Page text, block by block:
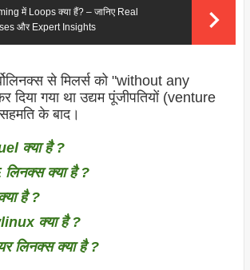
में Loops क्या हैं? – जानिए Real
और Expert Insights
से मिलर्स को "without any
दिया गया था उद्यम पूंजीपतियों (venture
के बाद।
क्या है ?
क्या है ?
क्या है ?
क्या है ?
लिनक्स क्या है ?